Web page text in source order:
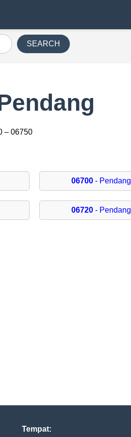
SEARCH
– 06750
06700- Pendang
06720- Pendang
Tempat: